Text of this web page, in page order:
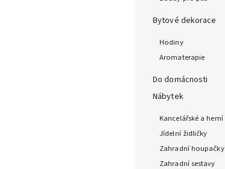
Bytové dekorace
Hodiny
Aromaterapie
Do domácnosti
Nábytek
Kancelářské a herní
Jídelní židličky
Zahradní houpačky
Zahradní sestavy